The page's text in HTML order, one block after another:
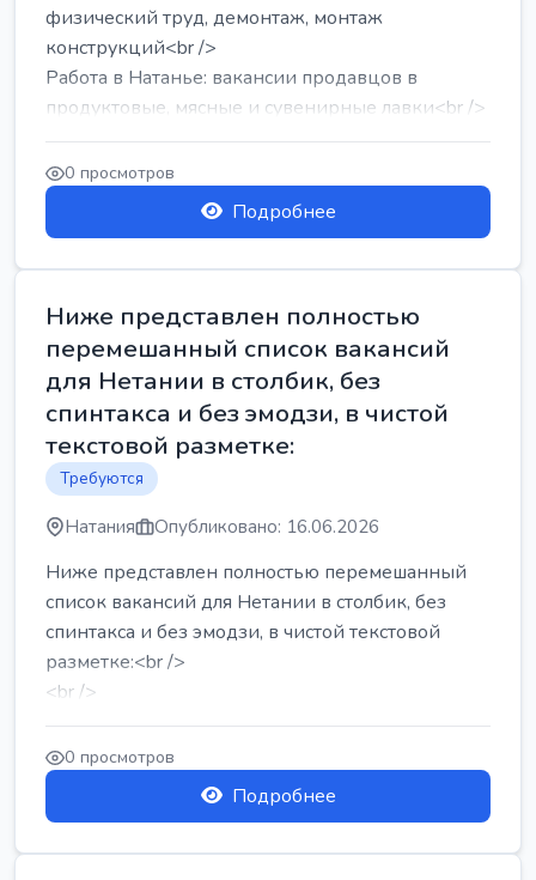
физический труд, демонтаж, монтаж
конструкций<br />
Работа в Натанье: вакансии продавцов в
продуктовые, мясные и сувенирные лавки<br />
Разнорабочий на сборку м...
0 просмотров
Подробнее
Ниже представлен полностью
перемешанный список вакансий
для Нетании в столбик, без
спинтакса и без эмодзи, в чистой
текстовой разметке:
Требуются
Натания Опубликовано: 16.06.2026
Ниже представлен полностью перемешанный
список вакансий для Нетании в столбик, без
спинтакса и без эмодзи, в чистой текстовой
разметке:<br />
<br />
Работа в Нетании на мебельном производстве:
требу...
0 просмотров
Подробнее